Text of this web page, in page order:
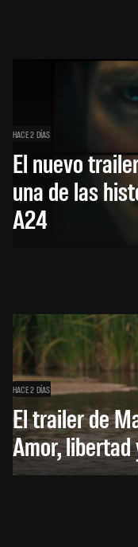
HACE 2 DÍAS
El nuevo
una de las
A24
HACE 2 DÍAS
El trailer de
Amor,